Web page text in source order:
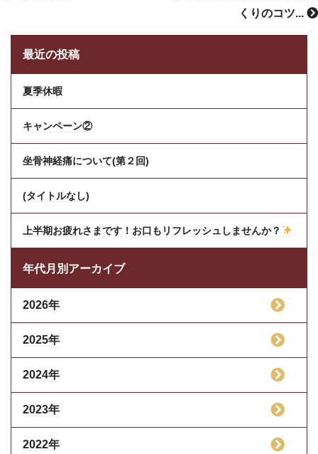
くりのコツ...
最近の投稿
夏季休暇
キャンペーン②
坐骨神経痛について(第２回)
(タイトルなし)
上半期お疲れさまです！お口もリフレッシュしませんか？
年代月別アーカイブ
2026年
2025年
2024年
2023年
2022年